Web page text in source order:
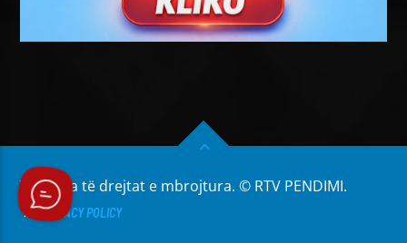
Të gjitha të drejtat e mbrojtura. © RTV PENDIMI.
PRIVACY POLICY